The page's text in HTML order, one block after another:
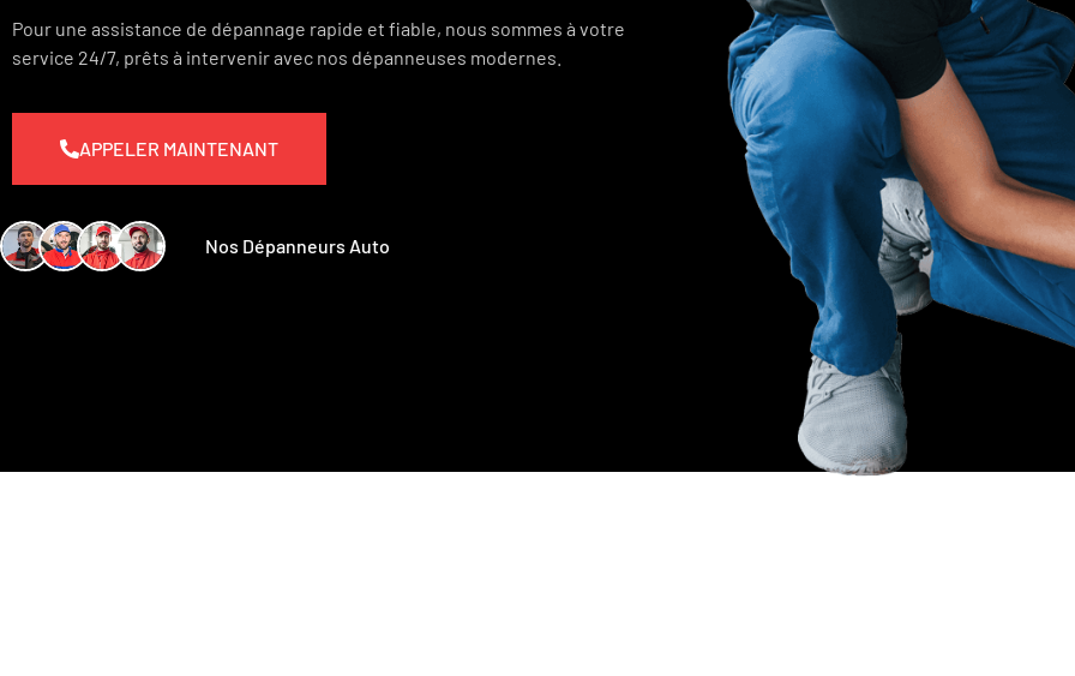
Pour une assistance de dépannage rapide et fiable, nous sommes à votre
service 24/7, prêts à intervenir avec nos dépanneuses modernes.
APPELER MAINTENANT
Nos Dépanneurs Auto